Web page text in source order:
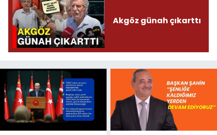
Akgöz günah çıkarttı